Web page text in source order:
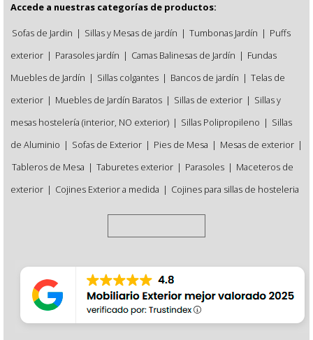
Accede a nuestras categorías de productos:
Sofas de Jardin | Sillas y Mesas de jardín | Tumbonas Jardín | Puffs
exterior | Parasoles jardín | Camas Balinesas de Jardín | Fundas
Muebles de Jardín | Sillas colgantes | Bancos de jardín | Telas de
exterior | Muebles de Jardín Baratos | Sillas de exterior | Sillas y
mesas hostelería (interior, NO exterior) | Sillas Polipropileno | Sillas
de Aluminio | Sofas de Exterior | Pies de Mesa | Mesas de exterior |
Tableros de Mesa | Taburetes exterior | Parasoles | Maceteros de
exterior | Cojines Exterior a medida | Cojines para sillas de hosteleria